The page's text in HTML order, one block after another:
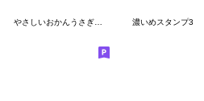
濃いめスタンプ3